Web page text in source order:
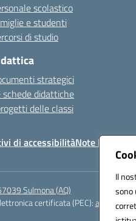
Il
sono
scolastico
e studenti
di studio
strategici
schede didattiche
delle classi
di accessibilitàNote legali
Sulmona (AQ)
certificata (PEC):